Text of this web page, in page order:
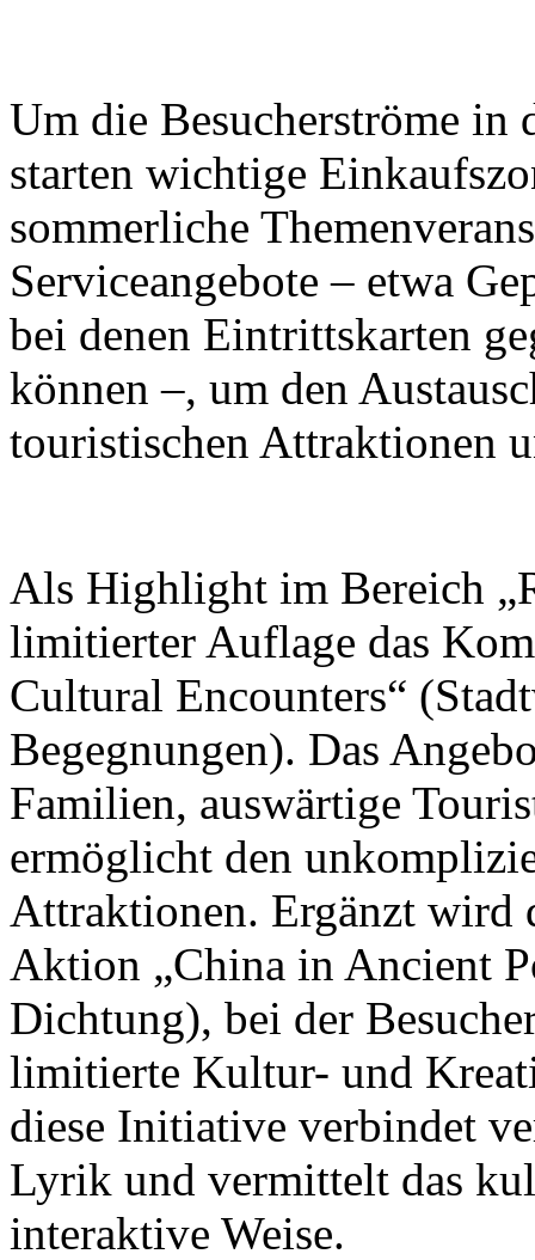
Um die Besucherströme in
starten wichtige
sommerliche
Serviceangebote – etwa
bei denen Eintrittskarten
können –, um den
touristischen Attraktionen
Als Highlight im Bereich
limitierter Auflage das
Cultural Encounters“
Begegnungen). Das
Familien, auswärtige
ermöglicht den
Attraktionen. Ergänzt wird
Aktion „China in Ancient
Dichtung), bei der
limitierte Kultur- und
diese Initiative verbindet
Lyrik und vermittelt das
interaktive Weise.